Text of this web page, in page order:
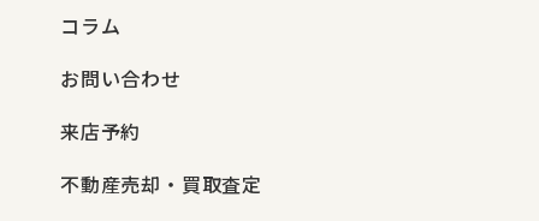
コラム
お問い合わせ
来店予約
不動産売却・買取査定